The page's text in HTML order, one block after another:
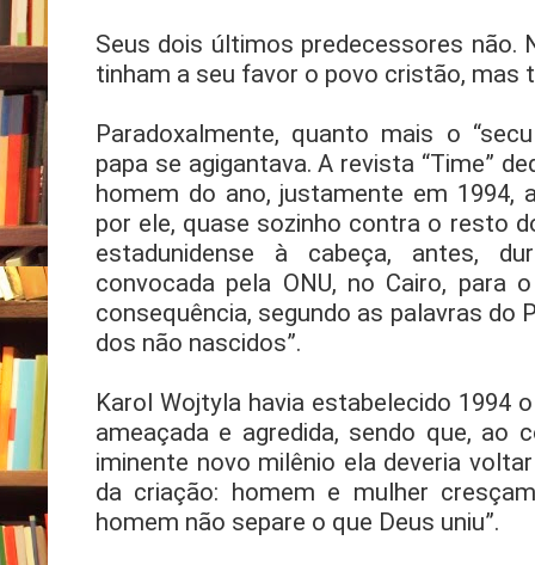
Seus dois últimos predecessores não.
tinham a seu favor o povo cristão,
Paradoxalmente, quanto mais o
papa se agigantava. A revista “Time”
homem do ano, justamente em 1994,
por ele, quase sozinho contra o resto
estadunidense à cabeça, antes,
convocada pela ONU, no Cairo, para
consequência, segundo as palavras do
dos não nascidos”.
Karol Wojtyla havia estabelecido 1994
ameaçada e agredida, sendo que, ao
iminente novo milênio ela deveria
da criação: homem e mulher
homem não separe o que Deus uniu”.